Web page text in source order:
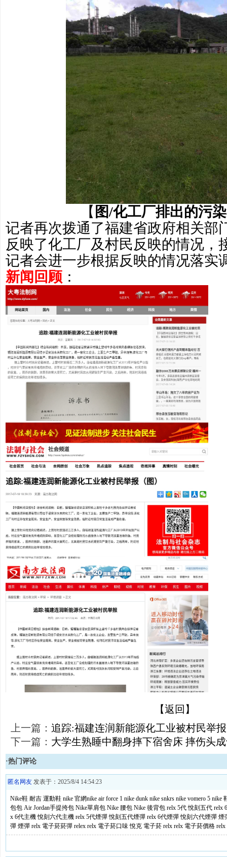
【 图/化工厂排出的污
记者再次拨通了福建省政府相关部
反映了化工厂及村民反映的情况，
记者会进一步根据反映的情况落实
新闻回顾 ：
【返回】
上一篇： 追踪:福建连润新能源化工业被村民举报
下一篇： 大学生熟睡中翻身摔下宿舍床 摔伤头
·热门评论
匿名网友 发表于：2025/8/4 14:54:23
Nike鞋 耐吉 運動鞋 nike 官網​nike air force 1 nike dunk nike snkrs nike vomero 5 nike
包包 Air Jordan手提挎包 Nike單肩包 Nike 腰包 Nike 後背包 relx 5代 悅刻五代 relx
x 6代主機 悅刻六代主機 relx 5代煙彈 悅刻五代煙彈 relx 6代煙彈 悅刻六代煙彈 煙
彈 煙彈 relx 電子菸菸彈 relex relx 電子菸口味 悅克 電子菸 relx relx 電子菸價格